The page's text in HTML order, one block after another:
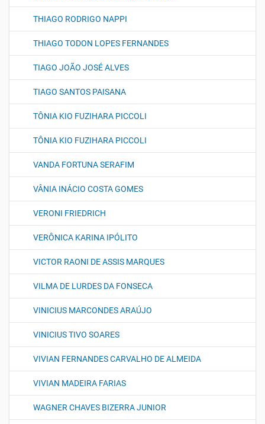
THIAGO RODRIGO NAPPI
THIAGO TODON LOPES FERNANDES
TIAGO JOÃO JOSÉ ALVES
TIAGO SANTOS PAISANA
TÔNIA KIO FUZIHARA PICCOLI
TÔNIA KIO FUZIHARA PICCOLI
VANDA FORTUNA SERAFIM
VÂNIA INÁCIO COSTA GOMES
VERONI FRIEDRICH
VERÔNICA KARINA IPÓLITO
VICTOR RAONI DE ASSIS MARQUES
VILMA DE LURDES DA FONSECA
VINICIUS MARCONDES ARAÚJO
VINICIUS TIVO SOARES
VIVIAN FERNANDES CARVALHO DE ALMEIDA
VIVIAN MADEIRA FARIAS
WAGNER CHAVES BIZERRA JUNIOR